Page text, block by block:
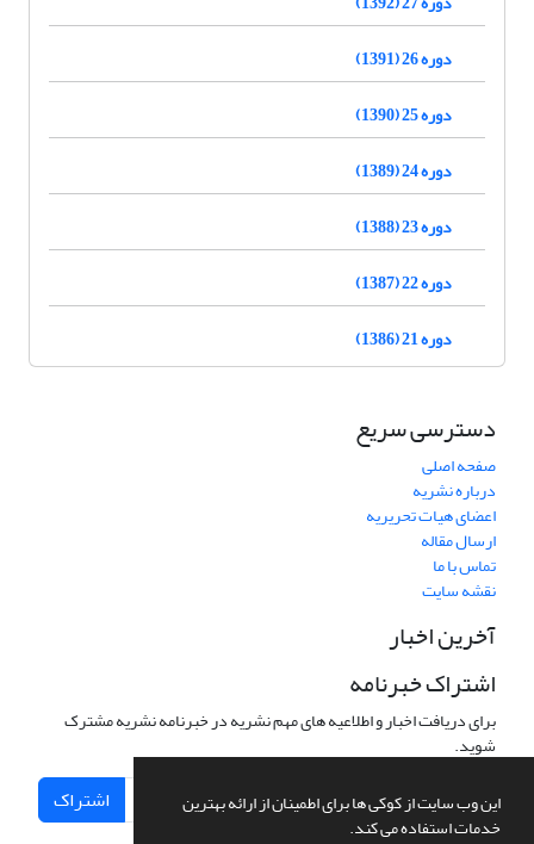
این وب سایت از کوکی ها برای اطمینان از ارائه بهترین
خدمات استفاده می کند.
دوره 26 (1391)
دوره 25 (1390)
دوره 24 (1389)
دوره 23 (1388)
دوره 22 (1387)
دوره 21 (1386)
دسترسی سریع
صفحه اصلی
درباره نشریه
اعضای هیات تحریریه
ارسال مقاله
تماس با ما
نقشه سایت
آخرین اخبار
اشتراک خبرنامه
برای دریافت اخبار و اطلاعیه های مهم نشریه در خبرنامه نشریه مشترک
شوید.
اشتراک